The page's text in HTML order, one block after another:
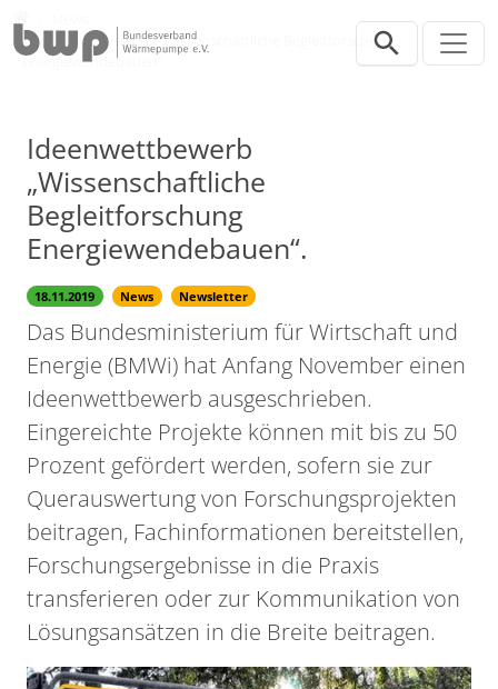
Ideenwettbewerb „Wissenschaftliche Begleitforschung
Energiewendebauen“.
Ideenwettbewerb
„Wissenschaftliche
Begleitforschung
Energiewendebauen“.
18.11.2019 News Newsletter
Das Bundesministerium für Wirtschaft und
Energie (BMWi) hat Anfang November einen
Ideenwettbewerb ausgeschrieben.
Eingereichte Projekte können mit bis zu 50
Prozent gefördert werden, sofern sie zur
Querauswertung von Forschungsprojekten
beitragen, Fachinformationen bereitstellen,
Forschungsergebnisse in die Praxis
transferieren oder zur Kommunikation von
Lösungsansätzen in die Breite beitragen.